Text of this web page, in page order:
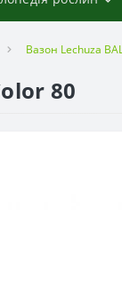
Вазон Lechuza
80